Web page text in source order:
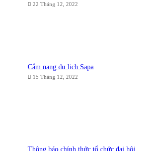
22 Tháng 12, 2022
Cẩm nang du lịch Sapa
15 Tháng 12, 2022
Thông báo chính thức tổ chức đại hội